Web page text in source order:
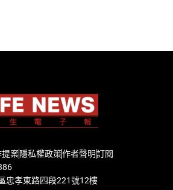
提案隱私權政策作者聲明訂閱
忠孝東路四段221號12樓